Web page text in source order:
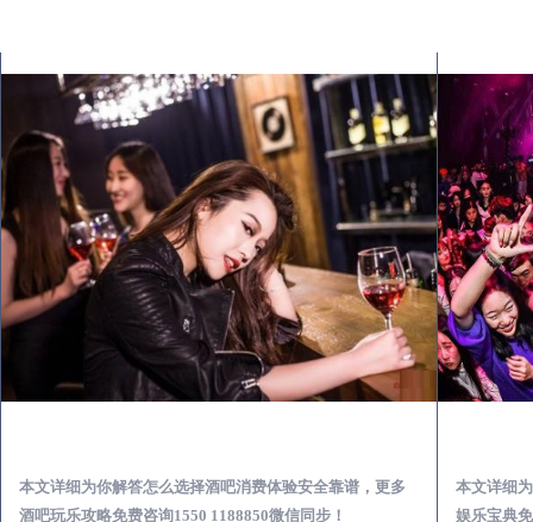
本文详细为你解答怎么选择酒吧消费体验安全靠谱，更多
酒吧玩乐攻略免费咨询1550 1188850微信同步！
本文详细
娱乐宝典